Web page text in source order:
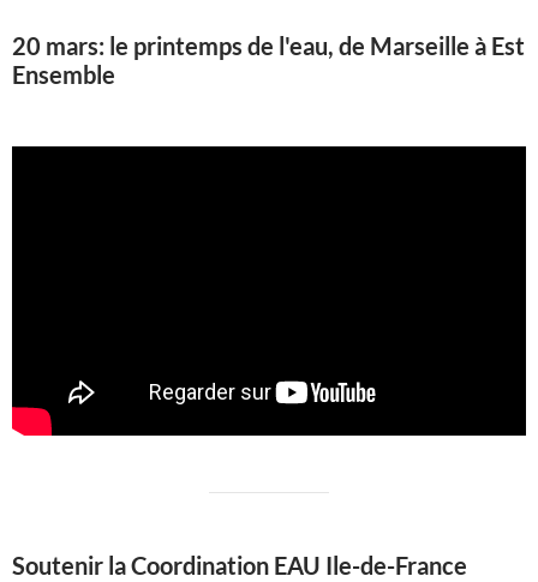
20 mars: le printemps de l'eau, de Marseille à Est
Ensemble
Soutenir la Coordination EAU Ile-de-France